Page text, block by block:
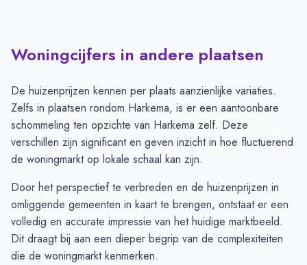
Woningcijfers in andere plaatsen
De huizenprijzen kennen per plaats aanzienlijke variaties.
Zelfs in plaatsen rondom Harkema, is er een aantoonbare
schommeling ten opzichte van Harkema zelf. Deze
verschillen zijn significant en geven inzicht in hoe fluctuerend
de woningmarkt op lokale schaal kan zijn.
Door het perspectief te verbreden en de huizenprijzen in
omliggende gemeenten in kaart te brengen, ontstaat er een
volledig en accurate impressie van het huidige marktbeeld.
Dit draagt bij aan een dieper begrip van de complexiteiten
die de woningmarkt kenmerken.